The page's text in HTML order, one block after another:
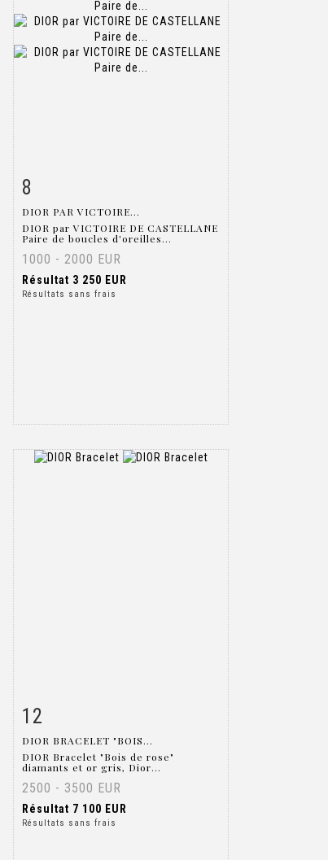
8
DIOR PAR VICTOIRE...
DIOR par VICTOIRE DE CASTELLANE
Paire de boucles d'oreilles...
1000 - 2000 EUR
Résultat 3 250 EUR
Résultats sans frais
Fiche détaillée
12
DIOR BRACELET "BOIS...
DIOR Bracelet "Bois de rose"
diamants et or gris, Dior...
2500 - 3500 EUR
Résultat 7 100 EUR
Résultats sans frais